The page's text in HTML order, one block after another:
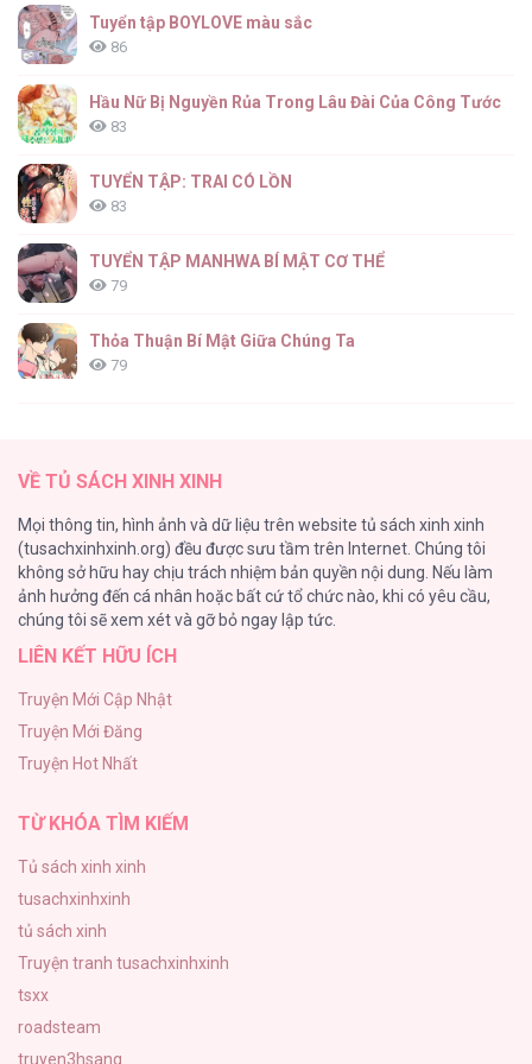
Hoa Giương Kiếm [...] – Chap 42
Hoa Giương Kiếm [...] – Chap 38
Tuyển tập BOYLOVE màu sắc
86
Hầu Nữ Bị Nguyền Rủa Trong Lâu Đài Của Công Tước
83
TUYỂN TẬP: TRAI CÓ LỒN
83
TUYỂN TẬP MANHWA BÍ MẬT CƠ THỂ
79
Thỏa Thuận Bí Mật Giữa Chúng Ta
79
51
Bí Mật Thanh Xuân
51
Ảo Mộng tình yêu
Con Tim Rung Động
47
VỀ TỦ SÁCH XINH XINH
Mọi thông tin, hình ảnh và dữ liệu trên website tủ sách xinh xinh
(tusachxinhxinh.org) đều được sưu tầm trên Internet. Chúng tôi
không sở hữu hay chịu trách nhiệm bản quyền nội dung. Nếu làm
ảnh hưởng đến cá nhân hoặc bất cứ tổ chức nào, khi có yêu cầu,
chúng tôi sẽ xem xét và gỡ bỏ ngay lập tức.
LIÊN KẾT HỮU ÍCH
Truyện Mới Cập Nhật
Truyện Mới Đăng
Truyện Hot Nhất
TỪ KHÓA TÌM KIẾM
Tủ sách xinh xinh
tusachxinhxinh
tủ sách xinh
Truyện tranh tusachxinhxinh
tsxx
roadsteam
truyen3hsang